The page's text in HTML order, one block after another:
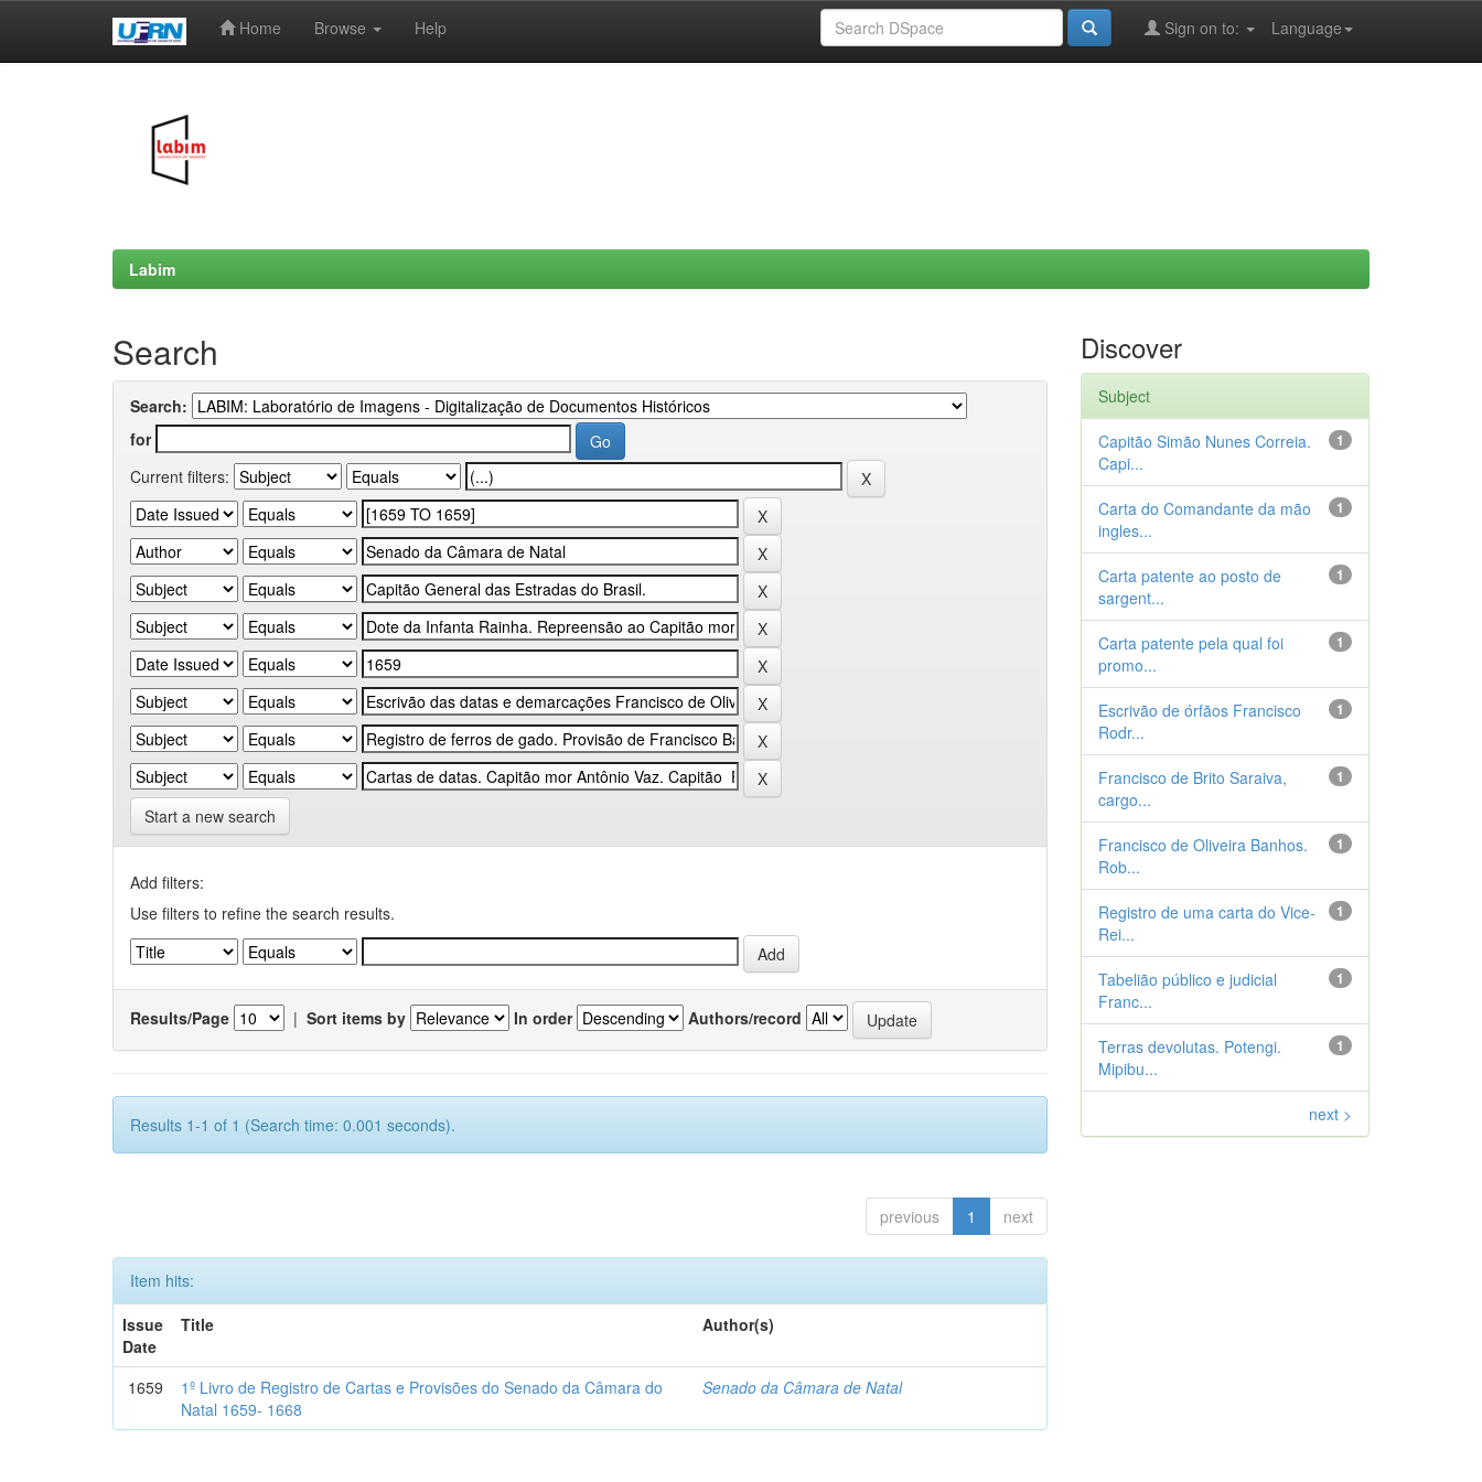
Home Browse Help Language
Sign on to:
Labim
Search
Search:
for
Current filters:
Start a new search
Add filters:
Use filters to refine the search results.
Results/Page | Sort items by In order Authors/record
Results 1-1 of 1 (Search time: 0.001 seconds).
previous 1 next
Item hits:
Issue
Date
Title Author(s)
1659
1º Livro de Registro de Cartas e Provisões do Senado da Câmara do
Natal 1659- 1668
Senado da Câmara de Natal
Discover
Subject
1
Capitão Simão Nunes Correia.
Capi...
1
Carta do Comandante da mão
ingles...
1
Carta patente ao posto de
sargent...
1
Carta patente pela qual foi
promo...
1
Escrivão de órfãos Francisco
Rodr...
1
Francisco de Brito Saraiva,
cargo...
1
Francisco de Oliveira Banhos.
Rob...
1
Registro de uma carta do Vice-
Rei...
1
Tabelião público e judicial
Franc...
1
Terras devolutas. Potengi.
Mipibu...
next >